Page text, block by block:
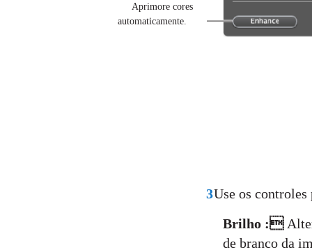
Aprimore cores
automaticamente.
3Use os controles
Brilho :
de branco da